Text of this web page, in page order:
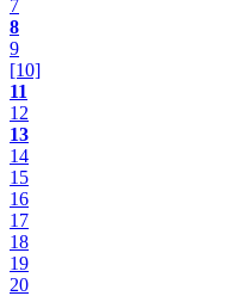
7
8
9
[10]
11
12
13
14
15
16
17
18
19
20